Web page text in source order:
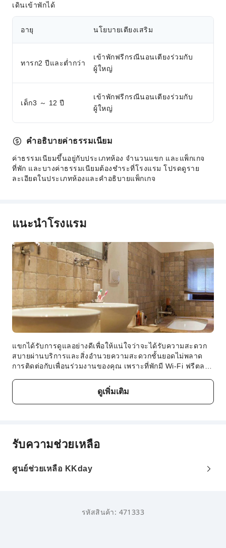
เดินเข้าพักได้
อายุ นโยบายเตียงเสริม
ทารก2 ปีและต่ำกว่า
เข้าพักฟรีกรณีนอนเตียงร่วมกับ
ผู้ใหญ่
เด็ก3 ～ 12 ปี
เข้าพักฟรีกรณีนอนเตียงร่วมกับ
ผู้ใหญ่
คำอธิบายค่าธรรมเนียม
ค่าธรรมเนียมขึ้นอยู่กับประเภทห้อง จำนวนแขก และแพ็กเกจ
ที่พัก และบางค่าธรรมเนียมต้องชำระที่โรงแรม โปรดดูราย
ละเอียดในประเภทห้องและคำอธิบายแพ็กเกจ
แนะนำโรงแรม
แขกได้รับการดูแลอย่างดีเพื่อให้แน่ใจว่าจะได้รับความสะดวก
สบายผ่านบริการและสิ่งอำนวยความสะดวกชั้นยอดไม่พลาด
การติดต่อกับเพื่อนร่วมงานของคุณ เพราะที่พักมี Wi-Fi ฟรีตลอด
รถในสถานที่อันสะดวกสบายของที่พักได้ ในระหว่างการเข้าพัก
ณ ที่พักที่ยอดเยี่ยมแห่งนี้ คุณจะได้สัมผัสกับความสะดวกสบาย
และความอบอุ่นจากเตาผิงในสถานที่อันน่ารื่นรมย์ในวันและคืน
อำนวยความสะดวกพื้นฐานทั้งหมด เพื่อสร้างประสบการณ์การ
เข้าพักที่น่ารื่นรมย์ ในบางห้องพัก ผู้เข้าพักสามารถเพลิดเพลิน
ในห้องพักบางห้องมีเครื่องดื่มภายในห้องพักให้บริการอย่าง
ดูเพิ่มเติม
รับความช่วยเหลือ
ศูนย์ช่วยเหลือ KKday
รหัสสินค้า: 471333